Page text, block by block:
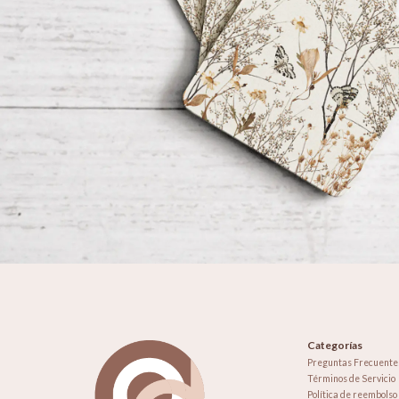
Categorías
Preguntas
Términos de Servicio
Política de reembolso